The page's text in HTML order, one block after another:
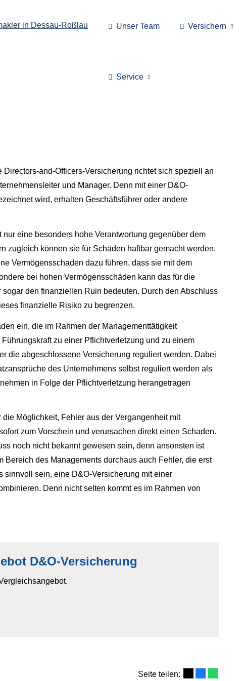
Unser Team Versichern
Service
Directors-and-Officers-Versicherung richtet sich speziell an
und Manager. Denn mit einer D&O-
wird, erhalten Geschäftsführer oder andere
eine besonders hohe Verantwortung gegenüber dem
zugleich können sie für Schäden haftbar gemacht werden.
Vermögensschaden dazu führen, dass sie mit dem
bei hohen Vermögensschäden kann das für die
den finanziellen Ruin bedeuten. Durch den Abschluss
finanzielle Risiko zu begrenzen.
ein, die im Rahmen der Managementtätigkeit
zu einer Pflichtverletzung und zu einem
die abgeschlossene Versicherung reguliert werden. Dabei
des Unternehmens selbst reguliert werden als
in Folge der Pflichtverletzung herangetragen
Möglichkeit, Fehler aus der Vergangenheit mit
zum Vorschein und verursachen direkt einen Schaden.
noch nicht bekannt gewesen sein, denn ansonsten ist
des Managements durchaus auch Fehler, die erst
sinnvoll sein, eine D&O-Versicherung mit einer
Denn nicht selten kommt es im Rahmen von
D&O-Versicherung
Seite teilen: